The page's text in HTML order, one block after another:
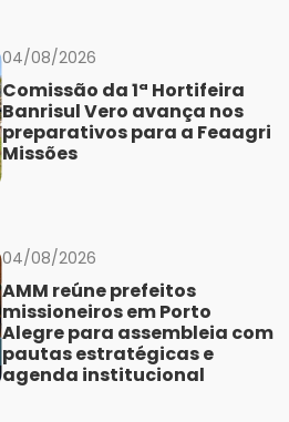
04/08/2026
Comissão da 1ª Hortifeira
Banrisul Vero avança nos
preparativos para a Feaagri
Missões
04/08/2026
AMM reúne prefeitos
missioneiros em Porto
Alegre para assembleia com
pautas estratégicas e
agenda institucional